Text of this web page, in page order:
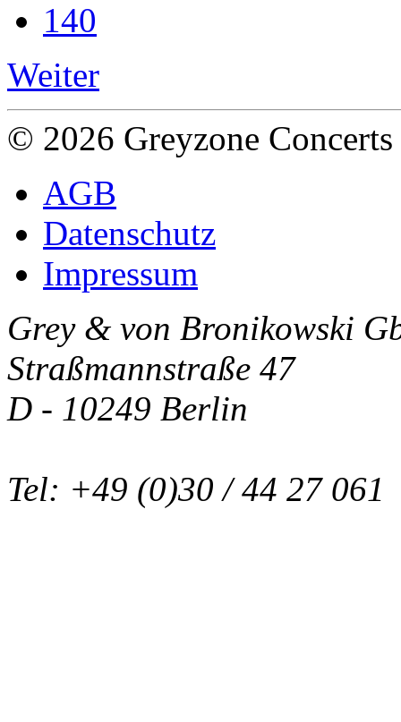
140
Weiter
© 2026 Greyzone
AGB
Datenschutz
Impressum
Grey & von Bronikowski
Straßmannstraße 47
D - 10249 Berlin
Tel: +49 (0)30 / 44 27 061